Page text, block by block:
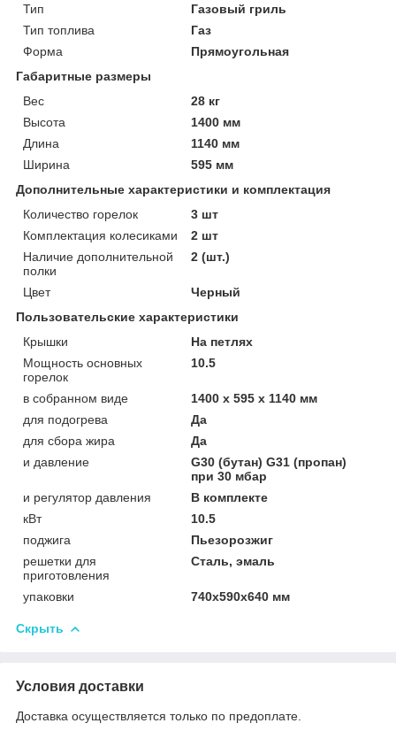
Тип
Газовый гриль
Тип топлива
Газ
Форма
Прямоугольная
Габаритные размеры
Вес
28 кг
Высота
1400 мм
Длина
1140 мм
Ширина
595 мм
Дополнительные характеристики и комплектация
Количество горелок
3 шт
Комплектация колесиками
2 шт
Наличие дополнительной
полки
2 (шт.)
Цвет
Черный
Пользовательские характеристики
Крышки
На петлях
Мощность основных
горелок
10.5
в собранном виде
1400 x 595 x 1140 мм
для подогрева
Да
для сбора жира
Да
и давление
G30 (бутан) G31 (пропан)
при 30 мбар
и регулятор давления
В комплекте
кВт
10.5
поджига
Пьезорозжиг
решетки для
приготовления
Сталь, эмаль
упаковки 740х590х640 мм
Скрыть
Условия доставки
Доставка осуществляется только по предоплате.